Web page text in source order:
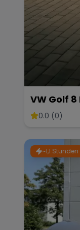
VW Golf
Edition –
0.0 (0)
~1,1 Stunden